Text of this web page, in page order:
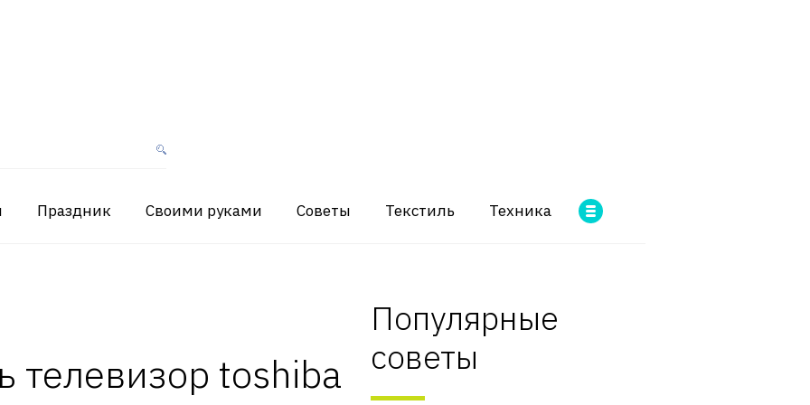
Праздник Своими руками Советы Текстиль Техника
телевизор toshiba
Популярные
советы